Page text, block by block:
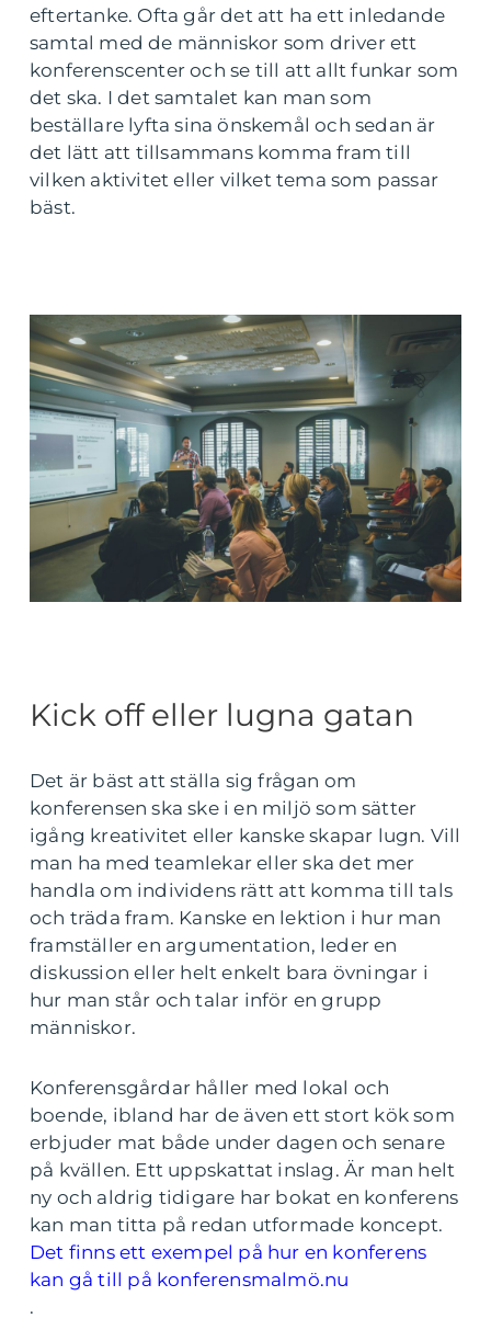
eftertanke. Ofta går det att ha ett inledande
samtal med de människor som driver ett
konferenscenter och se till att allt funkar som
det ska. I det samtalet kan man som
beställare lyfta sina önskemål och sedan är
det lätt att tillsammans komma fram till
vilken aktivitet eller vilket tema som passar
bäst.
Kick off eller lugna gatan
Det är bäst att ställa sig frågan om
konferensen ska ske i en miljö som sätter
igång kreativitet eller kanske skapar lugn. Vill
man ha med teamlekar eller ska det mer
handla om individens rätt att komma till tals
och träda fram. Kanske en lektion i hur man
framställer en argumentation, leder en
diskussion eller helt enkelt bara övningar i
hur man står och talar inför en grupp
människor.
Konferensgårdar håller med lokal och
boende, ibland har de även ett stort kök som
erbjuder mat både under dagen och senare
på kvällen. Ett uppskattat inslag. Är man helt
ny och aldrig tidigare har bokat en konferens
kan man titta på redan utformade koncept.
Det finns ett exempel på hur en konferens
kan gå till på konferensmalmö.nu
.